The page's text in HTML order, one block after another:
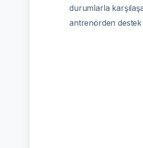
durumlarla
antrenörden destek